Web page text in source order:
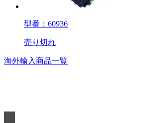
型番：60936
売り切れ
海外輸入商品一覧